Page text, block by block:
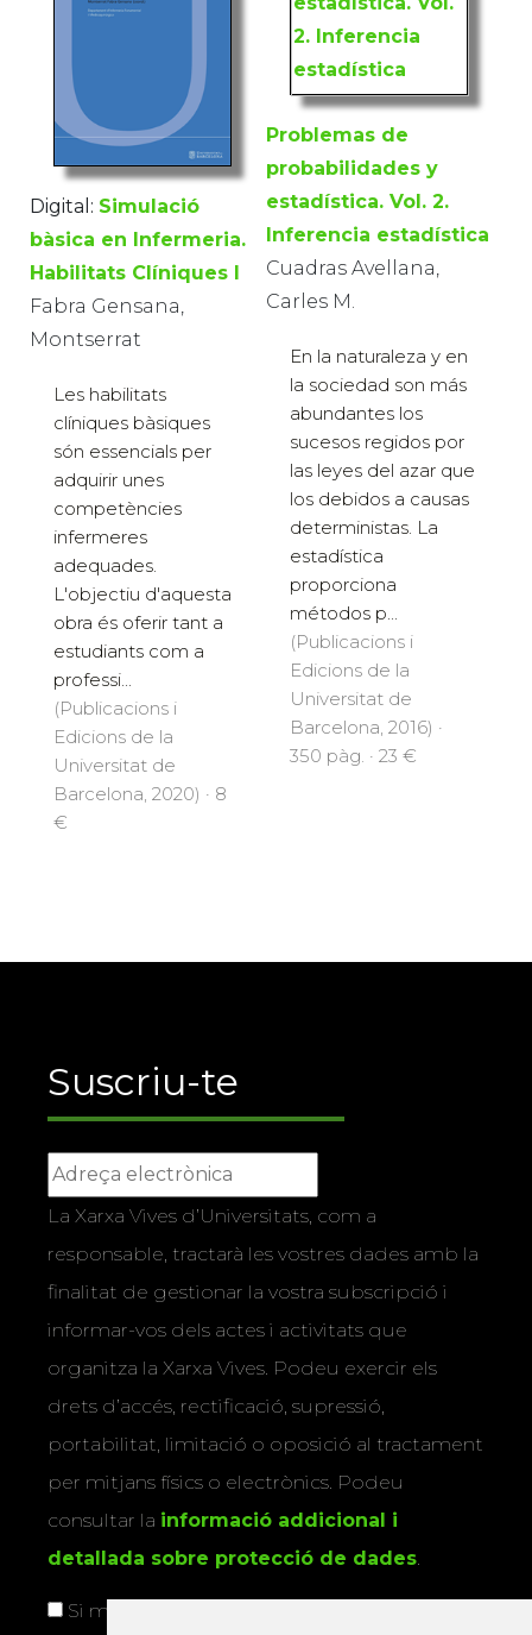
Digital: Simulació
bàsica en Infermeria.
Habilitats Clíniques I
Fabra Gensana,
Montserrat
Les habilitats
clíniques bàsiques
són essencials per
adquirir unes
competències
infermeres
adequades.
L'objectiu d'aquesta
obra és oferir tant a
estudiants com a
professi...
(Publicacions i
Edicions de la
Universitat de
Barcelona, 2020) · 8
€
Problemas de
probabilidades y
estadística. Vol. 2.
Inferencia estadística
Cuadras Avellana,
Carles M.
En la naturaleza y en
la sociedad son más
abundantes los
sucesos regidos por
las leyes del azar que
los debidos a causas
deterministas. La
estadística
proporciona
métodos p...
(Publicacions i
Edicions de la
Universitat de
Barcelona, 2016) ·
350 pàg. · 23 €
Suscriu-te
La Xarxa Vives d’Universitats, com a
responsable, tractarà les vostres dades amb la
finalitat de gestionar la vostra subscripció i
informar-vos dels actes i activitats que
organitza la Xarxa Vives. Podeu exercir els
drets d’accés, rectificació, supressió,
portabilitat, limitació o oposició al tractament
per mitjans físics o electrònics. Podeu
consultar la informació addicional i
detallada sobre protecció de dades.
Si marqueu aquesta casella, consentiu que